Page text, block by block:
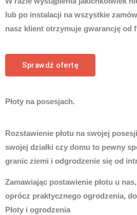
lub po instalacji na wszystkie
nasz klient otrzymuje gwarancję od
Sprawdź ofertę
Płoty na posesjach.
Rozstawienie płotu na swojej
swojej działki czy domu to pewny
granic ziemi i odgrodzenie się od
Zamawiając postawienie płotu u
oprócz praktycznego ogrodzenia,
Płoty i ogrodzenia